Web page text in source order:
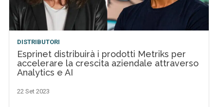
DISTRIBUTORI
Esprinet distribuirà i prodotti Metriks per
accelerare la crescita aziendale attraverso
Analytics e AI
22 Set 2023